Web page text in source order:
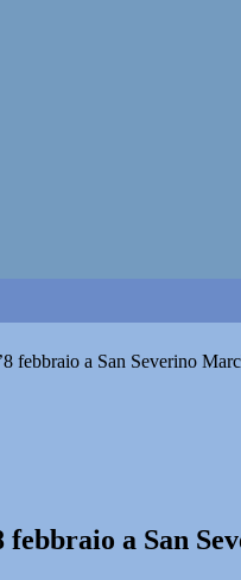
febbraio a San Severino
febbraio a San